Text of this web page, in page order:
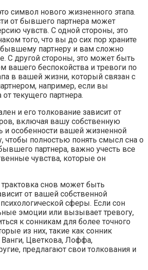
символ нового жизненного этапа.
от бывшего партнера может
чувств. С одной стороны, это
того, что вы до сих пор храните
партнеру и вам сложно
С другой стороны, это может быть
вашего беспокойства и тревоги по
в вашей жизни, который связан с
например, если вы
текущего партнера.
и его толкование зависит от
включая вашу собственную
и особенности вашей жизненной
чтобы полностью понять смысл сна о
партнера, важно учесть все
чувства, которые он
трактовка снов может быть
от вашей собственной
сферы. Если сон
эмоции или вызывает тревогу,
к сонникам для более точного
из них, такие как сонник
Цветкова, Лоффа,
предлагают свои толкования и